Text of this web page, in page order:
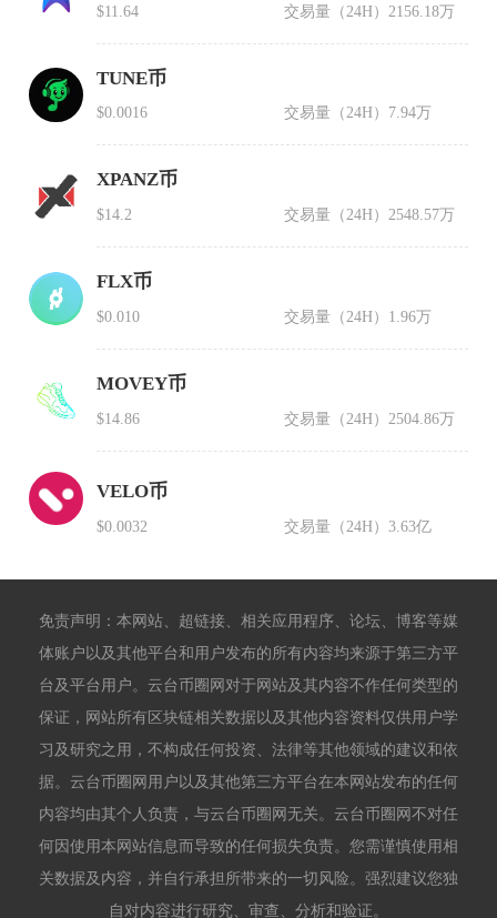
$11.64 交易量（24H） 2156.18万
TUNE币
$0.0016 交易量（24H） 7.94万
XPANZ币
$14.2 交易量（24H）2548.57万
FLX币
$0.010 交易量（24H） 1.96万
MOVEY币
$14.86 交易量（24H） 2504.86万
VELO币
$0.0032 交易量（24H）3.63亿
免责声明：本网站、超链接、相关应用程序、论坛、博客等媒
体账户以及其他平台和用户发布的所有内容均来源于第三方平
台及平台用户。云台币圈网对于网站及其内容不作任何类型的
保证，网站所有区块链相关数据以及其他内容资料仅供用户学
习及研究之用，不构成任何投资、法律等其他领域的建议和依
据。云台币圈网用户以及其他第三方平台在本网站发布的任何
内容均由其个人负责，与云台币圈网无关。云台币圈网不对任
何因使用本网站信息而导致的任何损失负责。您需谨慎使用相
关数据及内容，并自行承担所带来的一切风险。强烈建议您独
自对内容进行研究、审查、分析和验证。